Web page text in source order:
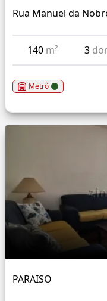
Rua Manuel da
140 m² 3
Metrô
PARAISO